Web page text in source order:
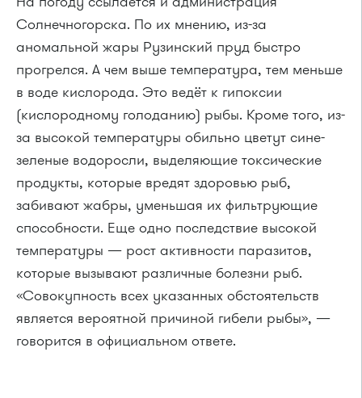
Солнечногорска. По их мнению, из-за
аномальной жары Рузинский пруд быстро
прогрелся. А чем выше температура, тем меньше
в воде кислорода. Это ведёт к гипоксии
(кислородному голоданию) рыбы. Кроме того, из-
за высокой температуры обильно цветут сине-
зеленые водоросли, выделяющие токсические
продукты, которые вредят здоровью рыб,
забивают жабры, уменьшая их фильтрующие
способности. Еще одно последствие высокой
температуры — рост активности паразитов,
которые вызывают различные болезни рыб.
«Совокупность всех указанных обстоятельств
является вероятной причиной гибели рыбы», —
говорится в официальном ответе.